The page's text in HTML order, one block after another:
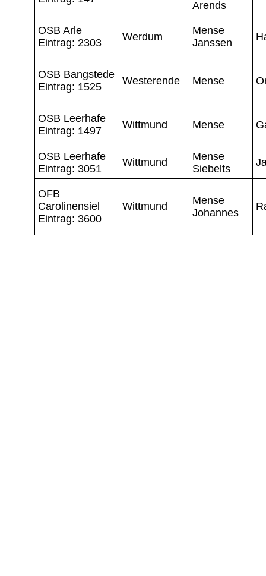
Arends
OSB Arle
Eintrag: 2303
Werdum
Mense
Janssen
OSB Bangstede
Eintrag: 1525
Westerende Mense
OSB Leerhafe
Eintrag: 1497
Wittmund Mense
OSB Leerhafe
Eintrag: 3051
Wittmund
Mense
Siebelts
OFB
Carolinensiel
Eintrag: 3600
Wittmund
Mense
Johannes